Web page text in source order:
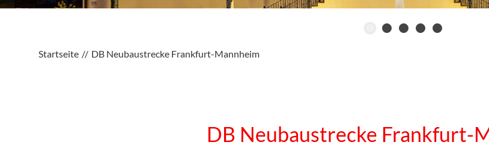
Startseite DB Neubaustrecke Frankfurt-Mannheim
DB Neubaustrecke Frankfurt-